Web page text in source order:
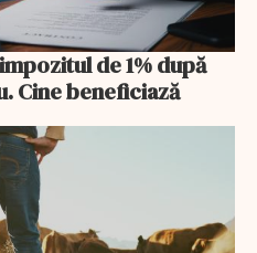
de 1% după
Cine beneficiază